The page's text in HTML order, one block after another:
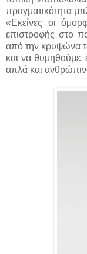
πραγματικότητα
«Εκείνες οι
επιστροφής στο
από την κρυψώνα
και να θυμηθούμε,
απλά και